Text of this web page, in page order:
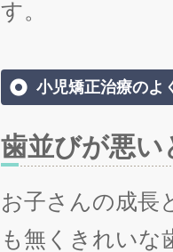
す。
小児矯正治療のよ
歯並びが悪
お子さんの成長
も無くきれいな